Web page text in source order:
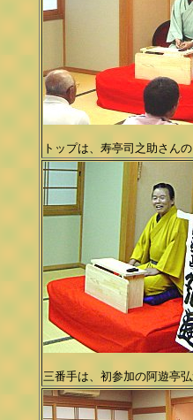
トップは、寿亭司之助さん
三番手は、初参加の阿遊亭弘